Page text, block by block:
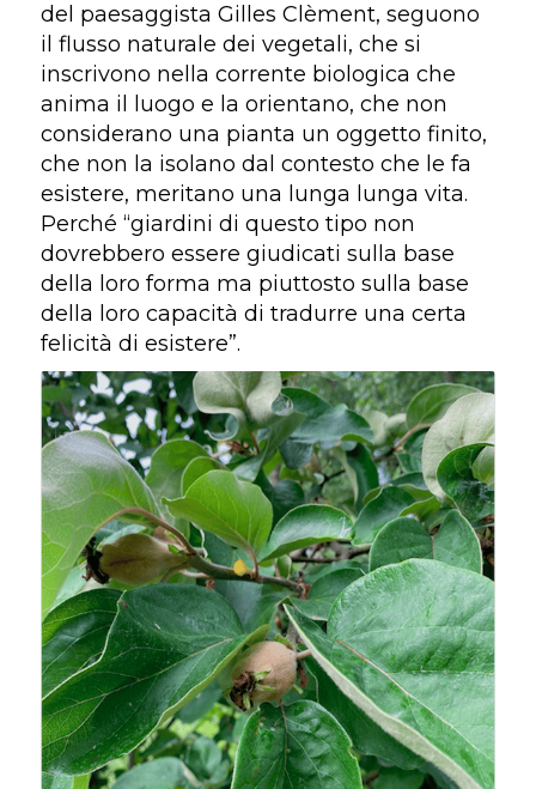
del paesaggista Gilles Clèment, seguono
il flusso naturale dei vegetali, che si
inscrivono nella corrente biologica che
anima il luogo e la orientano, che non
considerano una pianta un oggetto finito,
che non la isolano dal contesto che le fa
esistere, meritano una lunga lunga vita.
Perché “giardini di questo tipo non
dovrebbero essere giudicati sulla base
della loro forma ma piuttosto sulla base
della loro capacità di tradurre una certa
felicità di esistere”.